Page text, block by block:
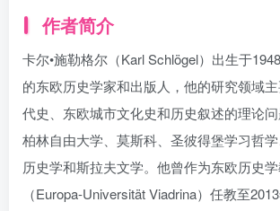
作者简介
卡尔•施勒格尔（Karl Schlögel）出生于
的东欧历史学家和出版人，他的研究领域
代史、东欧城市文化史和历史叙述的理论
柏林自由大学、莫斯科、圣彼得堡学习哲
历史学和斯拉夫文学。他曾作为东欧历史
（Europa-Universität Viadrina）任教至